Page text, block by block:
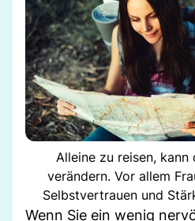
Alleine zu reisen,
verändern. Vor allem
Selbstvertrauen und
Wenn Sie ein wenig